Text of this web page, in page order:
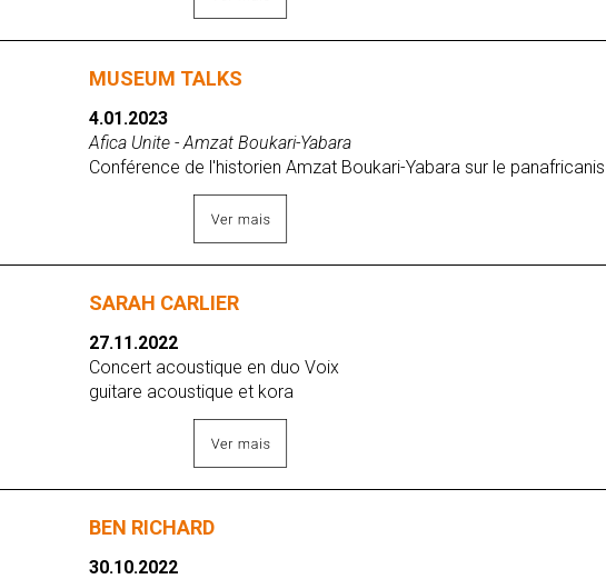
MUSEUM TALKS
4.01.2023
Afica Unite - Amzat Boukari-Yabara
Conférence de l'historien Amzat Boukari-Yabara sur le
SARAH CARLIER
27.11.2022
Concert acoustique en duo Voix
guitare acoustique et kora
BEN RICHARD
30.10.2022